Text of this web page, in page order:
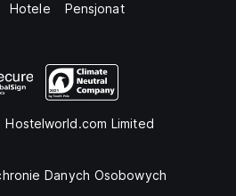
Hotele Pensjonat
Limited
Danych Osobowych